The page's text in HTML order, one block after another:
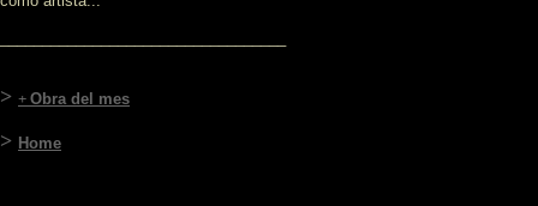
> + Obra del mes
> Home